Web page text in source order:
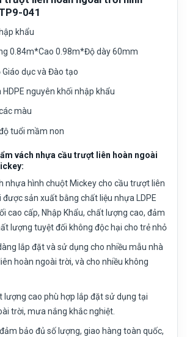
041
khẩu
0.84m*Cao 0.98m*Độ dày 60mm
Giáo dục và Đào tạo
HDPE nguyên khối nhập khẩu
màu
tuổi mầm non
vách nhựa cầu trượt liên hoàn ngoài
nhựa hình chuột Mickey cho cầu trượt liên
được sản xuất bằng chất liệu nhựa LDPE
cao cấp, Nhập Khẩu, chất lượng cao, đảm
lượng tuyệt đối không độc hại cho trẻ nhỏ
lắp đặt và sử dụng cho nhiều mẫu nhà
hoàn ngoài trời, và cho nhiều không
lượng cao phù hợp lắp đặt sử dụng tại
trời, mưa nắng khắc nghiệt.
bảo đủ số lượng, giao hàng toàn quốc,